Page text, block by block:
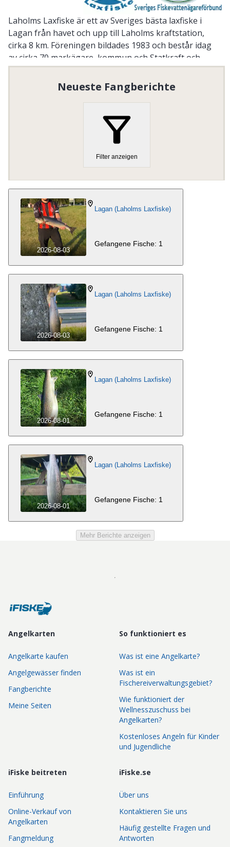
Laholms Laxfiske är ett av Sveriges bästa laxfiske i
Lagan från havet och upp till Laholms kraftstation,
cirka 8 km. Föreningen bildades 1983 och består idag
av cirka 70 markägare, kommun och Statkraft och
Välkommen att besöka vår egen hemsida!
Här hittar ni våra övriga återförsäljare av fiskekort.
www.laholmslaxfiske.se
849201-2524
Neueste Fangberichte
Filter anzeigen
2026-08-03
Lagan (Laholms Laxfiske)
Gefangene Fische: 1
2026-08-03
Lagan (Laholms Laxfiske)
Gefangene Fische: 1
2026-08-01
Lagan (Laholms Laxfiske)
Gefangene Fische: 1
2026-08-01
Lagan (Laholms Laxfiske)
Gefangene Fische: 1
Mehr Berichte anzeigen
Angelkarten
Angelkarte kaufen
Angelgewässer finden
Fangberichte
Meine Seiten
So funktioniert es
Was ist eine Angelkarte?
Was ist ein
Fischereiverwaltungsgebiet?
Wie funktioniert der
Wellnesszuschuss bei
Angelkarten?
Kostenloses Angeln für Kinder
und Jugendliche
iFiske beitreten
Einführung
Online-Verkauf von
Angelkarten
Fangmeldung
iFiske.se
Über uns
Kontaktieren Sie uns
Häufig gestellte Fragen und
Antworten